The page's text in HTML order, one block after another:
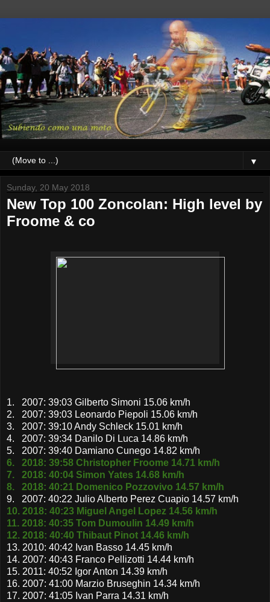
▼
Sunday, 20 May 2018
New Top 100 Zoncolan: High level by
Froome & co
1. 2007: 39:03 Gilberto Simoni 15.06 km/h
2. 2007: 39:03 Leonardo Piepoli 15.06 km/h
3. 2007: 39:10 Andy Schleck 15.01 km/h
4. 2007: 39:34 Danilo Di Luca 14.86 km/h
5. 2007: 39:40 Damiano Cunego 14.82 km/h
6. 2018: 39:58 Christopher Froome 14.71 km/h
7. 2018: 40:04 Simon Yates 14.68 km/h
8. 2018: 40:21 Domenico Pozzovivo 14.57 km/h
9. 2007: 40:22 Julio Alberto Perez Cuapio 14.57 km/h
10. 2018: 40:23 Miguel Angel Lopez 14.56 km/h
11. 2018: 40:35 Tom Dumoulin 14.49 km/h
12. 2018: 40:40 Thibaut Pinot 14.46 km/h
13. 2010: 40:42 Ivan Basso 14.45 km/h
14. 2007: 40:43 Franco Pellizotti 14.44 km/h
15. 2011: 40:52 Igor Anton 14.39 km/h
16. 2007: 41:00 Marzio Bruseghin 14.34 km/h
17. 2007: 41:05 Ivan Parra 14.31 km/h